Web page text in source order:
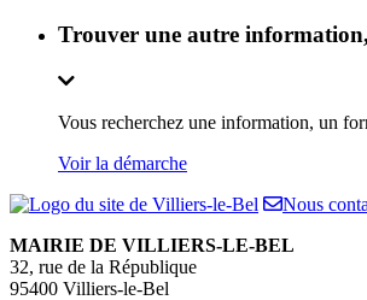
Trouver une autre
Vous recherchez une information, un
Voir la démarche
Nous
MAIRIE DE VILLIERS-LE-BEL
32, rue de la République
95400 Villiers-le-Bel